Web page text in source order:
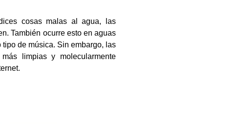
cosas malas al agua, las
También ocurre esto en aguas
de música. Sin embargo, las
limpias y molecularmente